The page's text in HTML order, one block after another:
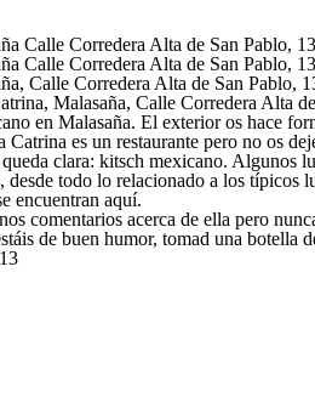
en Malasaña. El exterior os hace
es un restaurante pero no os
clara: kitsch mexicano.
desde todo lo relacionado a los
encuentran aquí.
comentarios acerca de ella pero
de buen humor, tomad una botella